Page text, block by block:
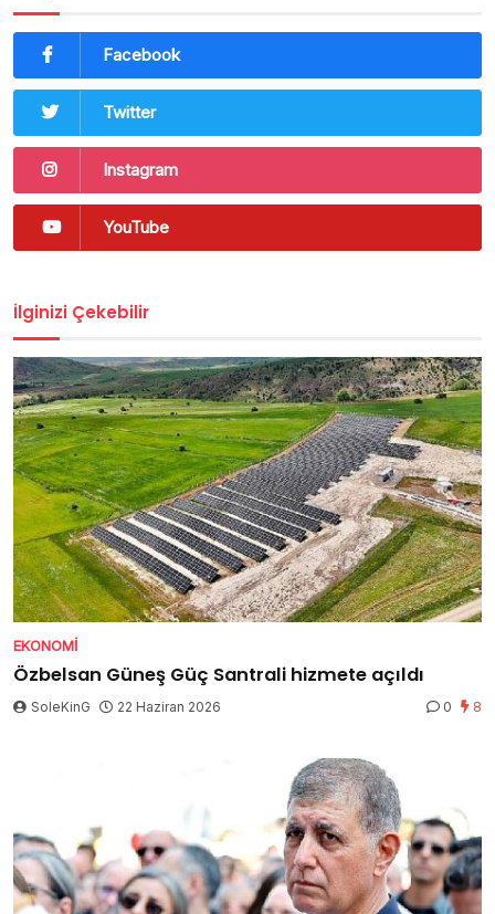
Facebook
Twitter
Instagram
YouTube
İlginizi Çekebilir
EKONOMI
Özbelsan Güneş Güç Santrali hizmete açıldı
SoleKinG 22 Haziran 2026 0 8